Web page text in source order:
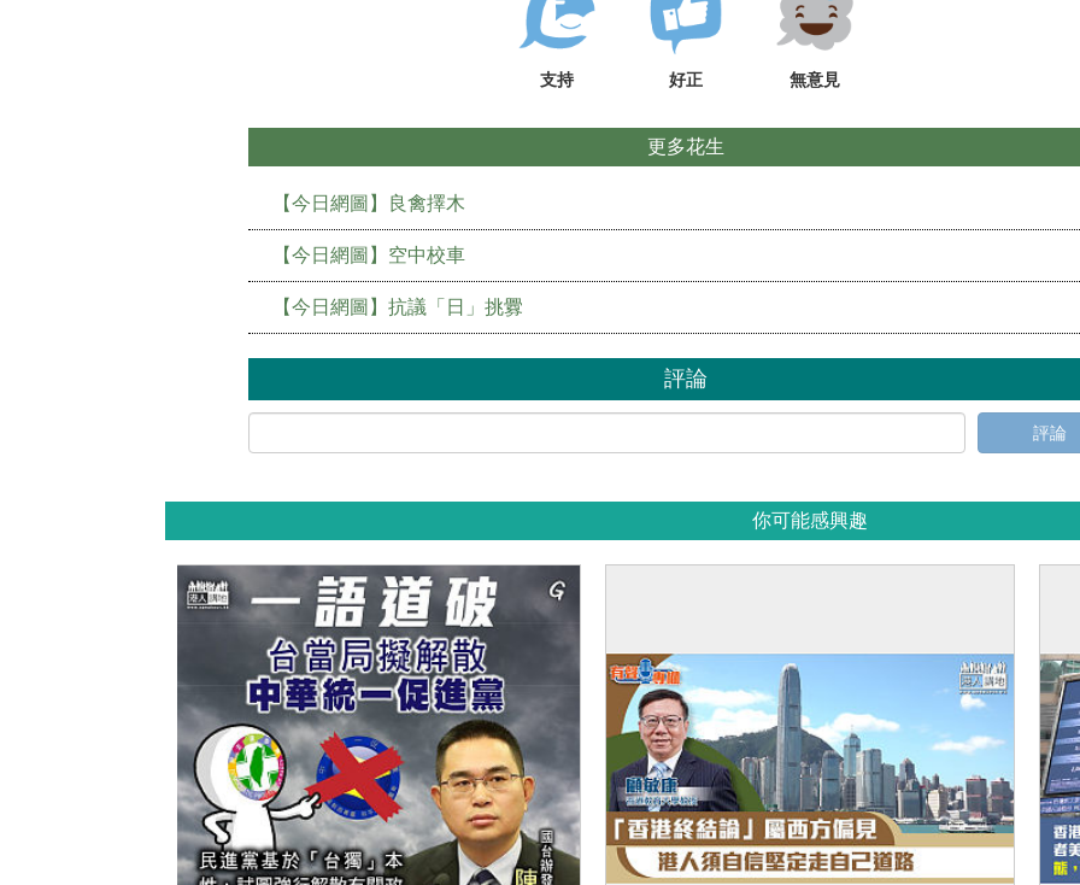
支持 好正 無意見
更多花生
【今日網圖】良禽擇木
【今日網圖】空中校車
【今日網圖】抗議「日」挑釁
評論
評論
你可能感興趣